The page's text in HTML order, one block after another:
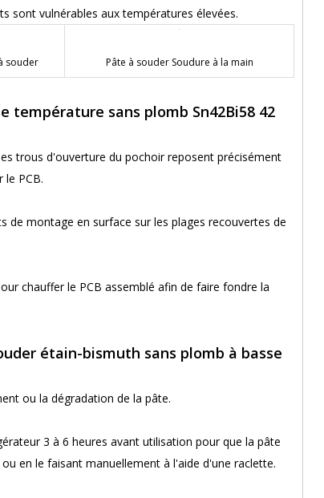
sont vulnérables aux températures élevées.
souder Pâte à souder Soudure à la main
sans plomb Sn42Bi58 42
trous d'ouverture du pochoir reposent précisément
PCB.
de montage en surface sur les plages recouvertes de
chauffer le PCB assemblé afin de faire fondre la
étain-bismuth sans plomb à basse
ou la dégradation de la pâte.
3 à 6 heures avant utilisation pour que la pâte
en le faisant manuellement à l'aide d'une raclette.